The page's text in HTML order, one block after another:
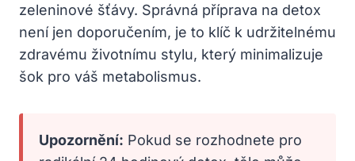
zeleninové šťávy. Správná příprava na detox
není jen doporučením, je to klíč k udržitelnému
zdravému životnímu stylu, který minimalizuje
šok pro váš metabolismus.
Upozornění: Pokud se rozhodnete pro